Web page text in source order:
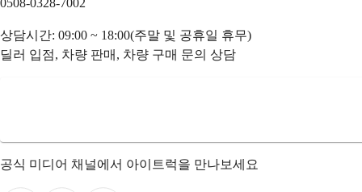
0508-0328-7002
상담시간: 09:00 ~ 18:00(주말 및 공휴일 휴무)
딜러 입점, 차량 판매, 차량 구매 문의 상담
공식 미디어 채널에서 아이트럭을 만나보세요